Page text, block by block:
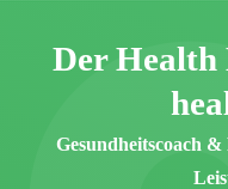
Der Health
Gesundheitscoach